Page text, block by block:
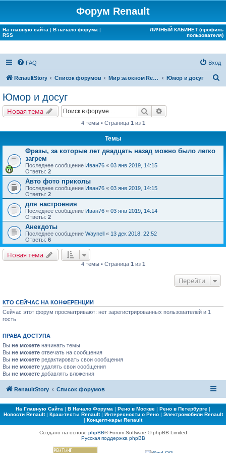
Форум Renault
На главную сайта | В начало форума |
RSS
ЛИЧНЫЙ КАБИНЕТ (профиль
пользователя)
FAQ Вход
RenaultStory Список форумов Мир за окном Renault Юмор и досуг
Юмор и досуг
Новая тема Поиск
4 темы • Страница 1 из 1
Темы
Фразы, за которые лет двадцать назад можно было легко
загрем
Последнее сообщение Иван76 « 03 янв 2019, 14:15
Ответы: 2
Авто фото приколы
Последнее сообщение Иван76 « 03 янв 2019, 14:15
Ответы: 2
для настроения
Последнее сообщение Иван76 « 03 янв 2019, 14:14
Ответы: 2
Анекдоты
Последнее сообщение Waynell « 13 дек 2018, 22:52
Ответы: 6
Новая тема
4 темы • Страница 1 из 1
Перейти
КТО СЕЙЧАС НА КОНФЕРЕНЦИИ
Сейчас этот форум просматривают: нет зарегистрированных пользователей и 1
гость
ПРАВА ДОСТУПА
Вы не можете начинать темы
Вы не можете отвечать на сообщения
Вы не можете редактировать свои сообщения
Вы не можете удалять свои сообщения
Вы не можете добавлять вложения
RenaultStory Список форумов
На Главную Сайта | В Начало Форума | Рено в Москве | Рено в Петербурге |
Новости Renault| Краш-тесты Renault| Интересности о Рено| Электромобили Renault
| Концепт-кары Renault
Создано на основе phpBB® Forum Software © phpBB Limited
Русская поддержка phpBB